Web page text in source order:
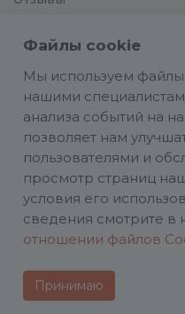
Сотрудничество
Вакансии
Блог
Политика
ИП Аасаметс А. И.
Файлы cookie
Мы используем
нашими
анализа событий на
позволяет нам
пользователями и
просмотр страниц
условия его
сведения смотрите в
отношении файлов
Принимаю